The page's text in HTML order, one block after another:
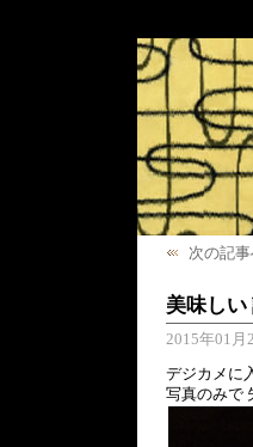
次の記
美味しい
2015年01月
デジカメに
写真のみで